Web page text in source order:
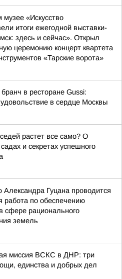
музее «Искусство
итоги ежегодной выставки-
здесь и сейчас». Открыл
церемонию концерт квартета
«Тарские ворота»
в ресторане Gussi:
в сердце Москвы
растет все само? О
и секретах успешного
Александра Гуцана проводится
работа по обеспечению
сфере рационального
земель
миссия ВСКС в ДНР: три
единства и добрых дел